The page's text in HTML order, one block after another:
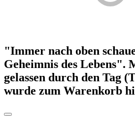
"Immer nach oben
Geheimnis des Lebens".
gelassen durch den Tag
wurde zum Warenkorb